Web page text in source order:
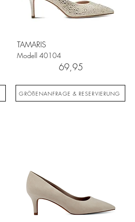
TAMARIS
40104
Modell
69,95
GRÖßENANFRAGE & RESERVIERUNG